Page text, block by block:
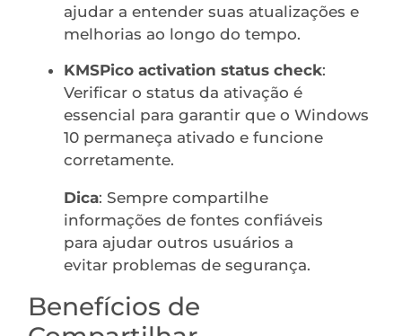
ajudar a entender suas atualizações e
melhorias ao longo do tempo.
KMSPico activation status check:
Verificar o status da ativação é
essencial para garantir que o Windows
10 permaneça ativado e funcione
corretamente.
Dica: Sempre compartilhe
informações de fontes confiáveis
para ajudar outros usuários a
evitar problemas de segurança.
Benefícios de